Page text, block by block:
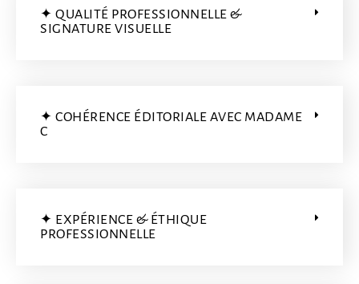
✦ QUALITÉ PROFESSIONNELLE &
SIGNATURE VISUELLE
✦ COHÉRENCE ÉDITORIALE AVEC MADAME
C
✦ EXPÉRIENCE & ÉTHIQUE
PROFESSIONNELLE